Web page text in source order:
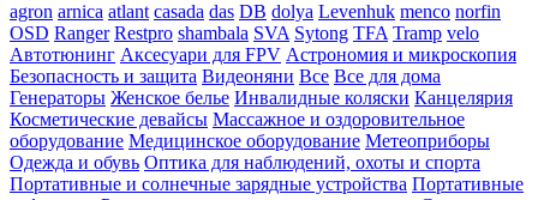
agron arnica atlant casada das DB dolya Levenhuk menco norfin
OSD Ranger Restpro shambala SVA Sytong TFA Tramp velo
Автотюнинг Аксесуари для FPV Астрономия и микроскопия
Безопасность и защита Видеоняни Все Все для дома
Генераторы Женское белье Инвалидные коляски Канцелярия
Косметические девайсы Массажное и оздоровительное
оборудование Медицинское оборудование Метеоприборы
Одежда и обувь Оптика для наблюдений, охоты и спорта
Портативные и солнечные зарядные устройства Портативные